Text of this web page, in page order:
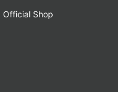
Official Shop